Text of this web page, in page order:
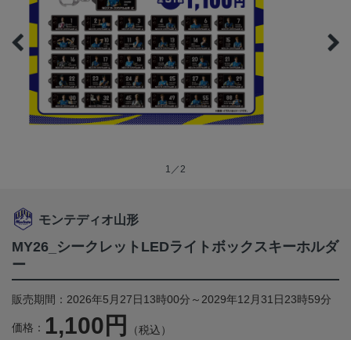
1／2
モンテディオ山形
MY26_シークレットLEDライトボックスキーホルダ
ー
販売期間：2026年5月27日13時00分～2029年12月31日23時59分
価格： 1,100円 （税込）